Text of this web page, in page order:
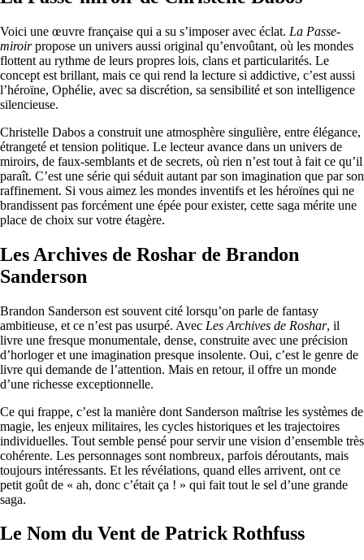
Voici une œuvre française qui a su s’imposer avec éclat. La Passe-
miroirpropose un univers aussi original qu’envoûtant, où les mondes
flottent au rythme de leurs propres lois, clans et particularités. Le
concept est brillant, mais ce qui rend la lecture si addictive, c’est aussi
l’héroïne, Ophélie, avec sa discrétion, sa sensibilité et son intelligence
silencieuse.
Christelle Dabos a construit une atmosphère singulière, entre élégance,
étrangeté et tension politique. Le lecteur avance dans un univers de
miroirs, de faux-semblants et de secrets, où rien n’est tout à fait ce qu’il
paraît. C’est une série qui séduit autant par son imagination que par son
raffinement. Si vous aimez les mondes inventifs et les héroïnes qui ne
brandissent pas forcément une épée pour exister, cette saga mérite une
place de choix sur votre étagère.
Les Archives de Roshar de Brandon
Sanderson
Brandon Sanderson est souvent cité lorsqu’on parle de fantasy
ambitieuse, et ce n’est pas usurpé. Avec Les Archives de Roshar, il
livre une fresque monumentale, dense, construite avec une précision
d’horloger et une imagination presque insolente. Oui, c’est le genre de
livre qui demande de l’attention. Mais en retour, il offre un monde
d’une richesse exceptionnelle.
Ce qui frappe, c’est la manière dont Sanderson maîtrise les systèmes de
magie, les enjeux militaires, les cycles historiques et les trajectoires
individuelles. Tout semble pensé pour servir une vision d’ensemble très
cohérente. Les personnages sont nombreux, parfois déroutants, mais
toujours intéressants. Et les révélations, quand elles arrivent, ont ce
petit goût de « ah, donc c’était ça ! » qui fait tout le sel d’une grande
saga.
Le Nom du Vent de Patrick Rothfuss